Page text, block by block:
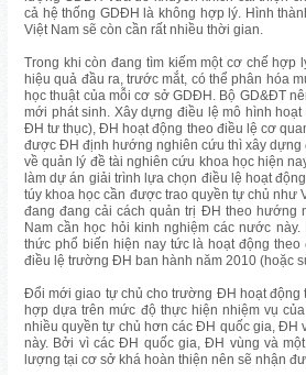
cả hệ thống GDĐH là không hợp lý. Hình
Việt Nam sẽ còn cần rất nhiều thời gian.
Trong khi còn đang tìm kiếm một cơ chế
hiệu quả đầu ra, trước mắt, có thể phân hóa
học thuật của mỗi cơ sở GDĐH. Bộ GD&ĐT
mới phát sinh. Xây dựng điều lệ mô hình
ĐH tư thục), ĐH hoạt động theo điều lệ cơ
được ĐH định hướng nghiên cứu thì xây dựng
về quản lý đề tài nghiên cứu khoa học hiện
làm dự án giải trình lựa chọn điều lệ hoạt
túy khoa học cần được trao quyền tự chủ như
đang đang cải cách quản trị ĐH theo hướng
Nam cần học hỏi kinh nghiệm các nước
thức phổ biến hiện nay tức là hoạt động
điều lệ trường ĐH ban hành năm 2010 (hoặc
Đổi mới giao tự chủ cho trường ĐH hoạt
hợp dựa trên mức độ thực hiện nhiệm vụ
nhiều quyền tự chủ hơn các ĐH quốc gia, ĐH
này. Bởi vì các ĐH quốc gia, ĐH vùng và
lượng tại cơ sở khá hoàn thiện nên sẽ nhận